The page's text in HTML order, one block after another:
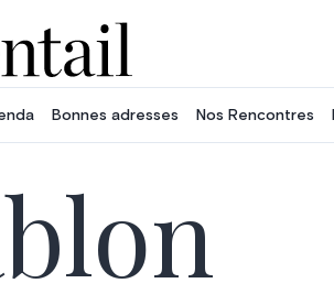
Bonnes adresses Nos Rencontres